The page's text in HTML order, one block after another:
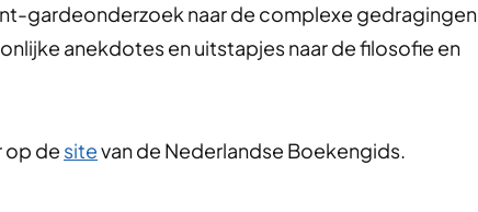
gardeonderzoek naar de complexe gedragingen
anekdotes en uitstapjes naar de filosofie en
op de sitevan de Nederlandse Boekengids.